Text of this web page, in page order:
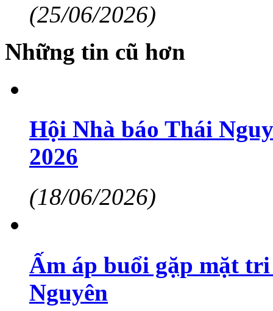
(25/06/2026)
Những tin cũ hơn
Hội Nhà báo Thái
2026
(18/06/2026)
Ấm áp buổi gặp mặt
Nguyên